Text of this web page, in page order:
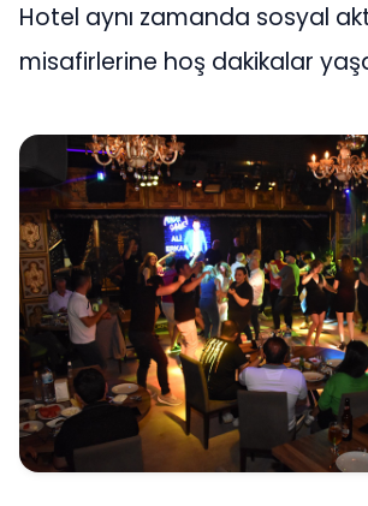
Hotel aynı zamanda sosyal
misafirlerine hoş dakikalar